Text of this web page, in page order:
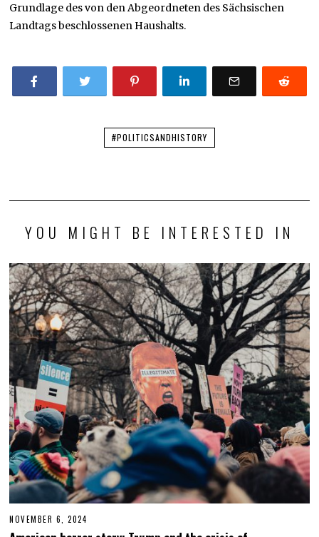
Grundlage des von den Abgeordneten des Sächsischen
Landtags beschlossenen Haushalts.
#POLITICSANDHISTORY
YOU MIGHT BE INTERESTED IN
NOVEMBER 6, 2024